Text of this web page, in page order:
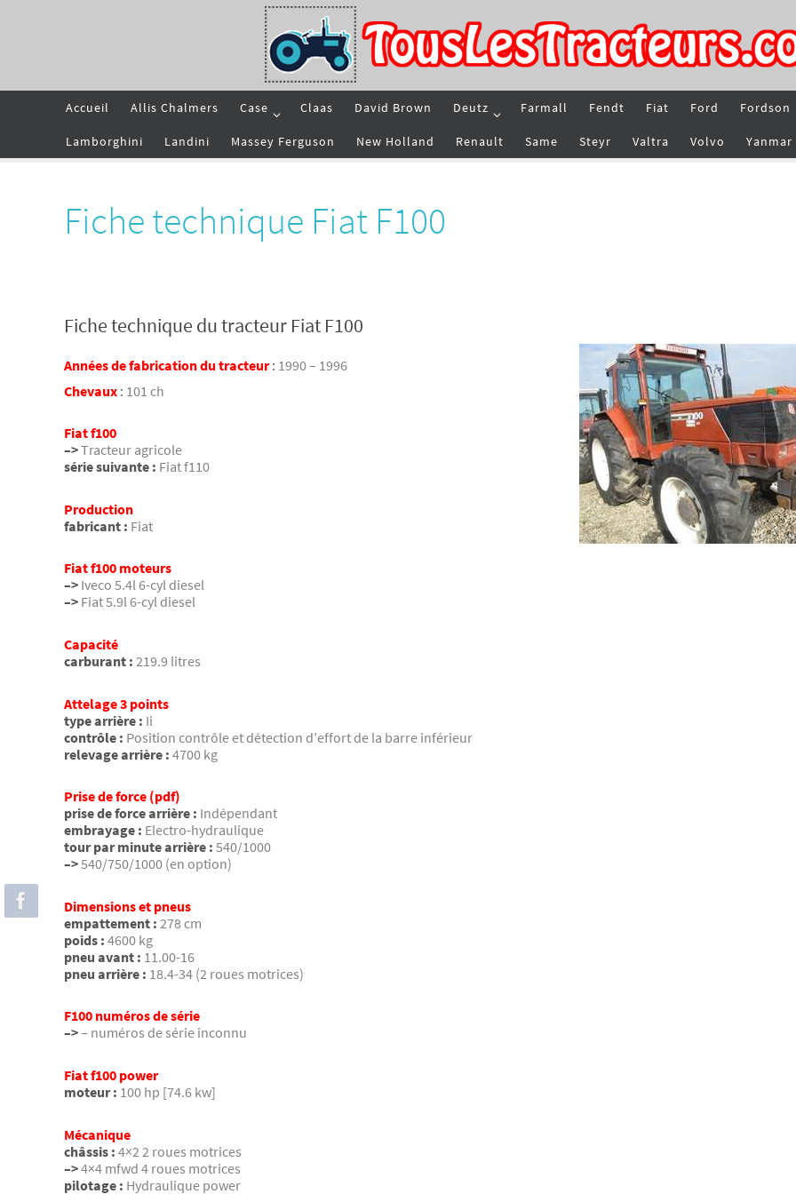
Accueil Allis Chalmers Case Claas David Brown Deutz Farmall Fendt Fiat Ford Fordson
Lamborghini Landini Massey Ferguson New Holland Renault Same Steyr Valtra Volvo Yanmar
Fiche technique Fiat F100
Fiche technique du tracteur Fiat F100
Années de fabrication du tracteur: 1990 – 1996
Chevaux : 101 ch
Fiat f100
–>Tracteur agricole
série suivante : Fiat f110
Production
fabricant : Fiat
Fiat f100 moteurs
–> Iveco 5.4l 6-cyl diesel
–> Fiat 5.9l 6-cyl diesel
Capacité
carburant : 219.9 litres
Attelage 3 points
type arrière : Ii
contrôle : Position contrôle et détection d’effort de la barre inférieur
relevage arrière : 4700 kg
Prise de force (pdf)
prise de force arrière : Indépendant
embrayage : Electro-hydraulique
tour par minute arrière : 540/1000
–>540/750/1000 (en option)
Dimensions et pneus
empattement : 278 cm
poids : 4600 kg
pneu avant : 11.00-16
pneu arrière : 18.4-34 (2 roues motrices)
F100 numéros de série
–>– numéros de série inconnu
Fiat f100 power
moteur : 100 hp [74.6 kw]
Mécanique
châssis : 4×2 2 roues motrices
–>4×4 mfwd 4 roues motrices
pilotage : Hydraulique power